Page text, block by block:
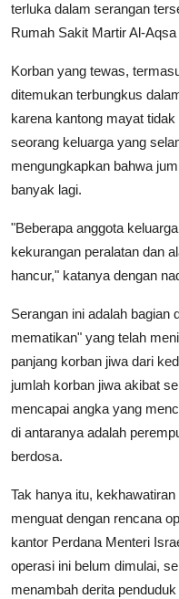
terluka dalam serangan
Rumah Sakit Martir Al-
Korban yang tewas,
ditemukan terbungkus
karena kantong mayat
seorang keluarga yang
mengungkapkan bahwa
banyak lagi.
"Beberapa anggota
kekurangan peralatan dan
hancur," katanya dengan
Serangan ini adalah bagian
mematikan" yang telah
panjang korban jiwa dari
jumlah korban jiwa akibat
mencapai angka yang
di antaranya adalah
berdosa.
Tak hanya itu,
menguat dengan rencana
kantor Perdana Menteri
operasi ini belum dimulai,
menambah derita